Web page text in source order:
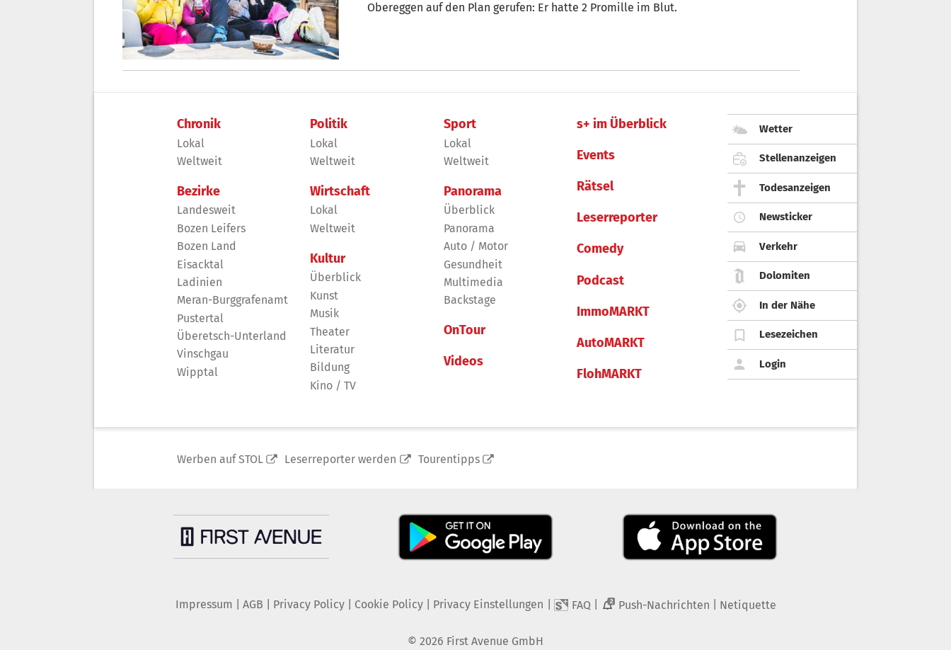
Obereggen auf den Plan gerufen: Er hatte 2 Promille im Blut.
Chronik
Lokal
Weltweit
Bezirke
Landesweit
Bozen Leifers
Bozen Land
Eisacktal
Ladinien
Meran-Burggrafenamt
Pustertal
Überetsch-Unterland
Vinschgau
Wipptal
Politik
Lokal
Weltweit
Wirtschaft
Lokal
Weltweit
Kultur
Überblick
Kunst
Musik
Theater
Literatur
Bildung
Kino / TV
Sport
Lokal
Weltweit
Panorama
Überblick
Panorama
Auto / Motor
Gesundheit
Multimedia
Backstage
OnTour
Videos
s+ im Überblick
Events
Rätsel
Leserreporter
Comedy
Podcast
ImmoMARKT
AutoMARKT
FlohMARKT
Wetter
Stellenanzeigen
Todesanzeigen
Newsticker
Verkehr
Dolomiten
In der Nähe
Lesezeichen
Login
Werben auf STOL Leserreporter werden Tourentipps
Impressum AGB Privacy Policy| Cookie Policy| Privacy Einstellungen FAQ 2 Push-Nachrichten Netiquette
© 2026 First Avenue GmbH